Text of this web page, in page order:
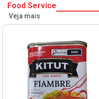
Food Service
Veja mais